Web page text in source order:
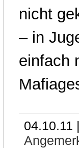
nicht
– in
einfach
04.10.11